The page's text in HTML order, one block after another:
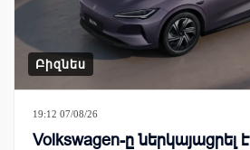
Բիզնես
19:12 07/08/26
Volkswagen-ը ներկայացրել